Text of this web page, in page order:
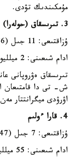
مۇمكىندىك تۋدى.
3. تىرىسقاق (حولەرا)
ۇزاقتىعى: 11 جىل (1836-1847)
ادام شىعىنى: 2 ميلليون ادام
تىرىسقاق ەۋروپانى
ش- تى دا قامتىعان
اۋرۋدى ميگرانتتار
4. قارا ءولىم
ۇزاقتىعى: 7 جىل (1347-1354)
ادام شىعىنى: 55 ميلليون ادام